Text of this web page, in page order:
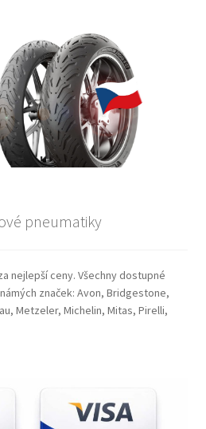
pneumatiky
nejlepší ceny. Všechny dostupné
značek: Avon, Bridgestone,
Metzeler, Michelin, Mitas, Pirelli,